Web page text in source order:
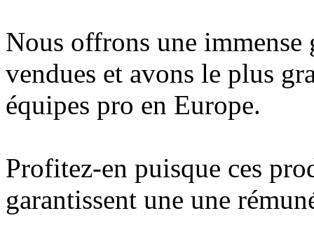
Nous offrons une immense
vendues et avons le plus
équipes pro en Europe.
Profitez-en puisque ces
garantissent une une